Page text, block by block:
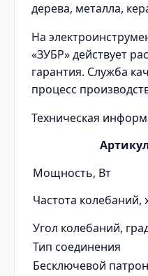
дерева, металла,
На
«ЗУБР» действует
гарантия. Служба
процесс
Техническая
Артикул
Мощность, Вт
Частота колебаний,
Угол колебаний,
Тип соединения
Бесключевой патрон